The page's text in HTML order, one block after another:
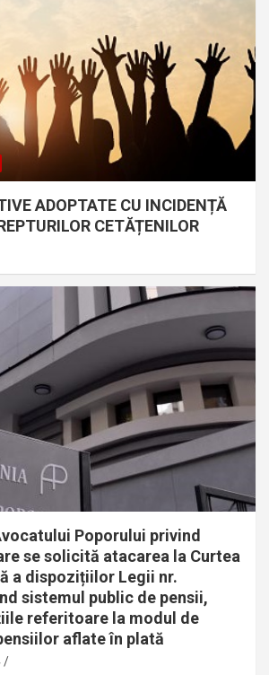
ADOPTATE CU INCIDENȚĂ
CETĂȚENILOR
Poporului privind
se solicită atacarea la Curtea
a dispozițiilor Legii nr.
sistemul public de pensii,
referitoare la modul de
aflate în plată